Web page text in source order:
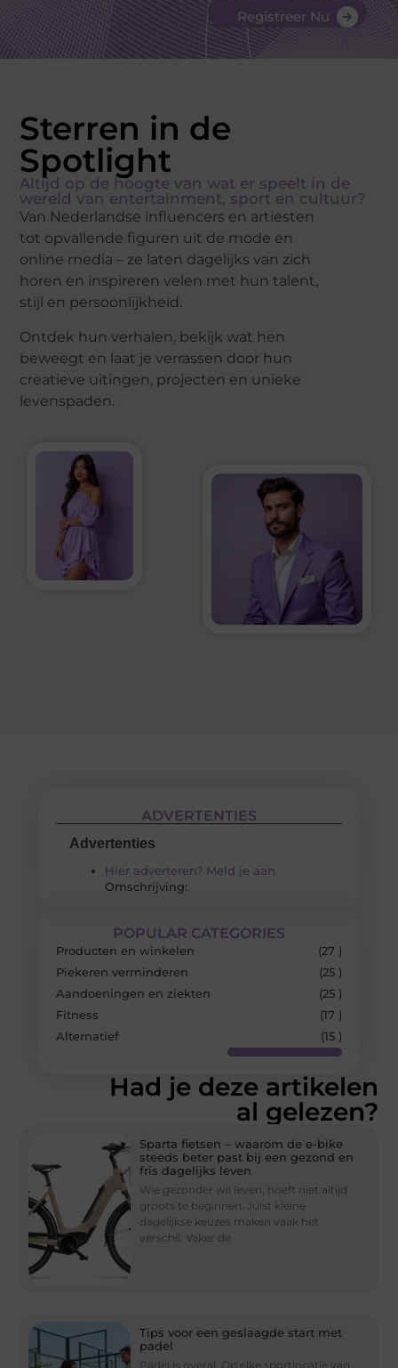
Registreer Nu
Sterren in de
Spotlight
Altijd op de hoogte van wat er speelt in de
wereld van entertainment, sport en cultuur?
Van Nederlandse influencers en artiesten
tot opvallende figuren uit de mode en
online media – ze laten dagelijks van zich
horen en inspireren velen met hun talent,
stijl en persoonlijkheid.
Ontdek hun verhalen, bekijk wat hen
beweegt en laat je verrassen door hun
creatieve uitingen, projecten en unieke
levenspaden.
ADVERTENTIES
Advertenties
Hier adverteren? Meld je aan.
Omschrijving:
POPULAR CATEGORIES
Producten en winkelen
(27 )
Piekeren verminderen
(25 )
Aandoeningen en ziekten
(25 )
Fitness
(17 )
Alternatief
(15 )
Had je deze artikelen
al gelezen?
Sparta fietsen – waarom de e-bike
steeds beter past bij een gezond en
fris dagelijks leven
Wie gezonder wil leven, hoeft niet altijd
groots te beginnen. Juist kleine
dagelijkse keuzes maken vaak het
verschil. Vaker de
Tips voor een geslaagde start met
padel
Padel is overal. Op elke sportlocatie van